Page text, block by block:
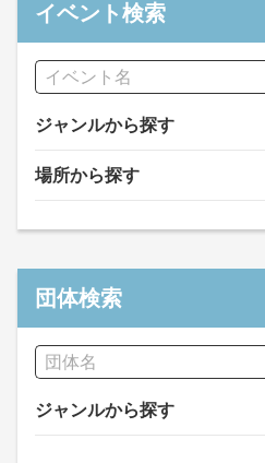
イベント検索
ジャンルから探す
場所から探す
団体検索
ジャンルから探す